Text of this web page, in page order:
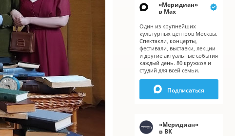
«Меридиан»
в Мах
Один из крупнейших
культурных центров Москвы.
Спектакли, концерты,
фестивали, выставки, лекции
и другие актуальные события
каждый день. 80 кружков и
студий для всей семьи.
Подписаться
«Меридиан»
в ВК